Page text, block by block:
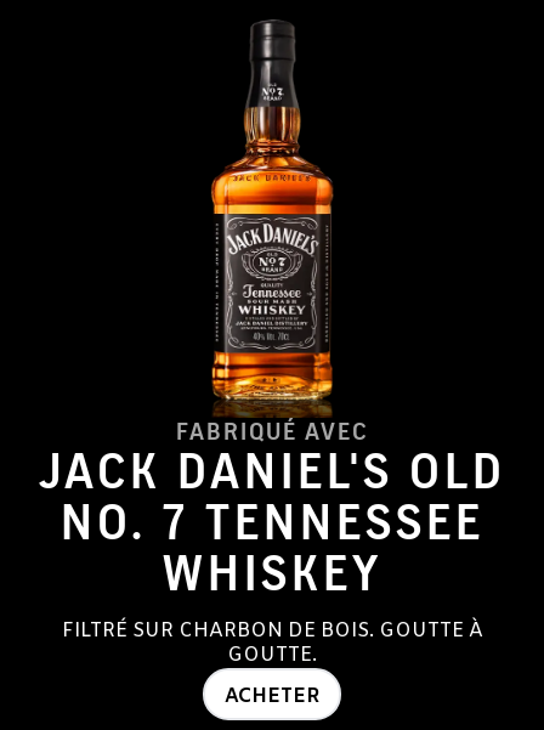
FABRIQUÉ AVEC
JACK DANIEL'S OLD
NO. 7 TENNESSEE
WHISKEY
FILTRÉ SUR CHARBON DE BOIS. GOUTTE À
GOUTTE.
ACHETER